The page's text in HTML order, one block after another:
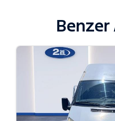
Benzer